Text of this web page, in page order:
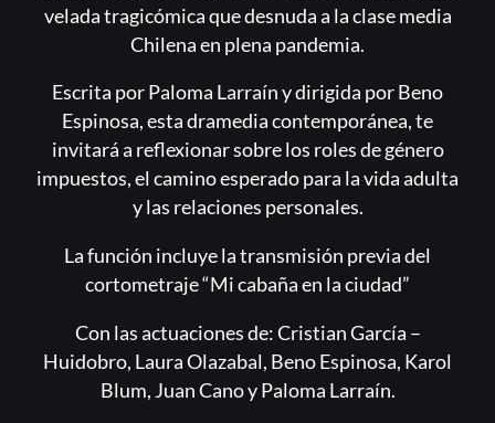
velada tragicómica que desnuda a la clase media
Chilena en plena pandemia.
Escrita por Paloma Larraín y dirigida por Beno
Espinosa, esta dramedia contemporánea, te
invitará a reflexionar sobre los roles de género
impuestos, el camino esperado para la vida adulta
y las relaciones personales.
La función incluye la transmisión previa del
cortometraje “Mi cabaña en la ciudad”
Con las actuaciones de: Cristian García –
Huidobro, Laura Olazabal, Beno Espinosa, Karol
Blum, Juan Cano y Paloma Larraín.
¿Olvidaste la contraseña?